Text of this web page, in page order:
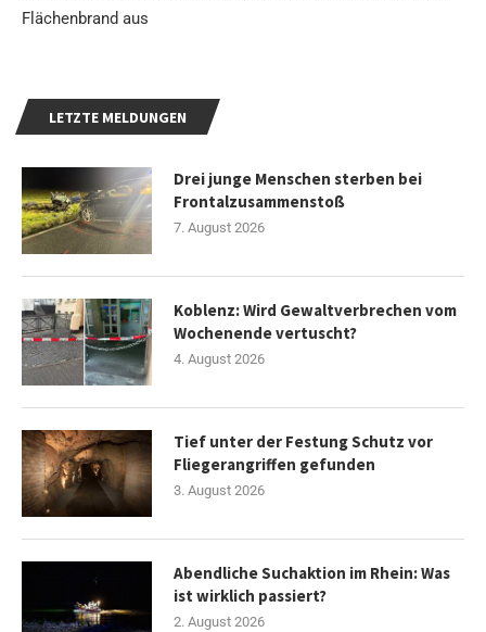
Flächenbrand aus
LETZTE MELDUNGEN
Drei junge Menschen sterben bei
Frontalzusammenstoß
7. August 2026
Koblenz: Wird Gewaltverbrechen vom
Wochenende vertuscht?
4. August 2026
Tief unter der Festung Schutz vor
Fliegerangriffen gefunden
3. August 2026
Abendliche Suchaktion im Rhein: Was
ist wirklich passiert?
2. August 2026